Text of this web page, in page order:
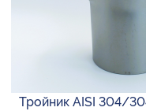
Тройник AISI 304/